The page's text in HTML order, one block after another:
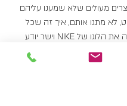
מעולים שלא שמענו עליהם
לא מתגו אותם, איך זה שכל
אדם בעולם רואה את הלוגו של NIKE וישר יודע
היא פשוטה, פרסום ושיווק,